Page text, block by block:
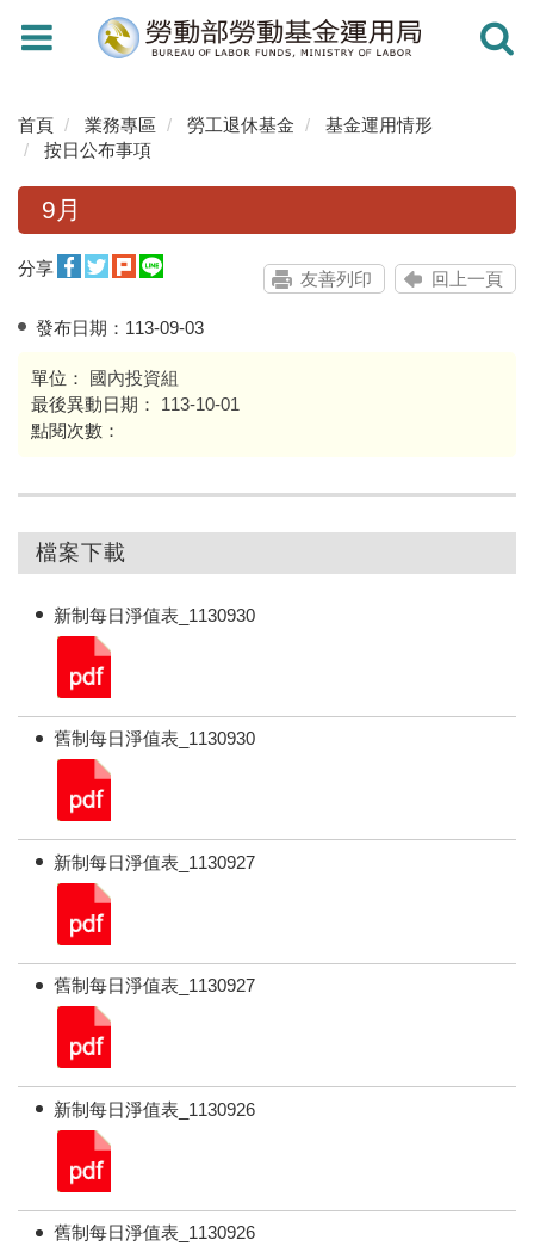
Toggle
navigation
Toggle
首頁 業務專區 勞工退休基金
基金運用情形
按日公布事項
9月
分享
友善列印 回上一頁
發布日期： 113-09-03
單位：
國內投資組
最後異動日期：
113-10-01
點閱次數：
檔案下載
新制每日淨值表_1130930
舊制每日淨值表_1130930
新制每日淨值表_1130927
舊制每日淨值表_1130927
新制每日淨值表_1130926
舊制每日淨值表_1130926